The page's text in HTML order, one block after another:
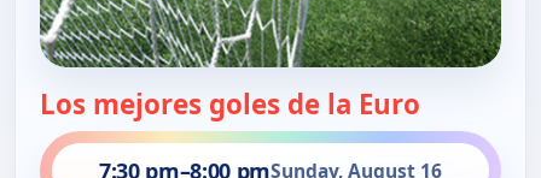
Los mejores goles de la Euro
7:30 pm–8:00 pmSunday, August 16